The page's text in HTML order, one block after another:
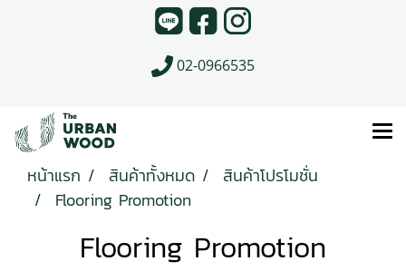
02-0966535
หน้าแรก สินค้าทั้งหมด
สินค้าโปรโมชั่น
Flooring Promotion
Flooring Promotion